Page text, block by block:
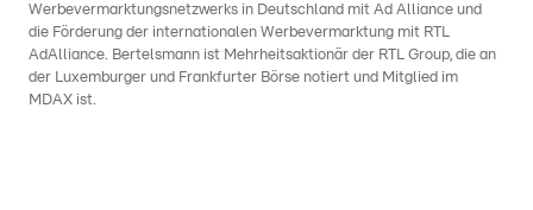
Werbevermarktungsnetzwerks in Deutschland mit Ad Alliance und
die Förderung der internationalen Werbevermarktung mit RTL
AdAlliance. Bertelsmann ist Mehrheitsaktionär der RTL Group, die an
der Luxemburger und Frankfurter Börse notiert und Mitglied im
MDAX ist.